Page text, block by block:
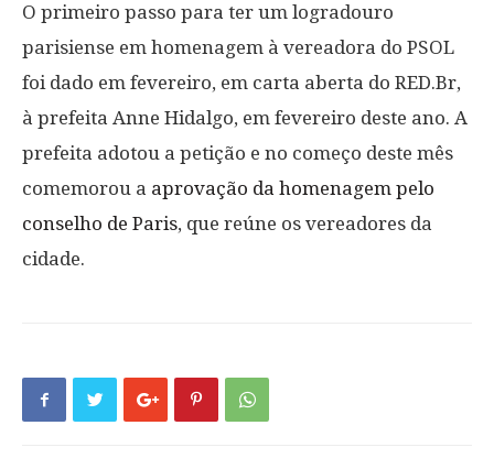
O primeiro passo para ter um logradouro
parisiense em homenagem à vereadora do PSOL
foi dado em fevereiro, em carta aberta do RED.Br,
à prefeita Anne Hidalgo, em fevereiro deste ano. A
prefeita adotou a petição e no começo deste mês
comemorou a aprovação da homenagem pelo
conselho de Paris, que reúne os vereadores da
cidade.